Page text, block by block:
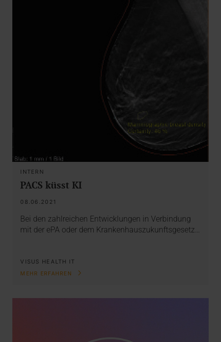
INTERN
PACS küsst KI
08.06.2021
Bei den zahlreichen Entwicklungen in Verbindung
mit der ePA oder dem Krankenhauszukunftsgesetz…
VISUS HEALTH IT
MEHR ERFAHREN